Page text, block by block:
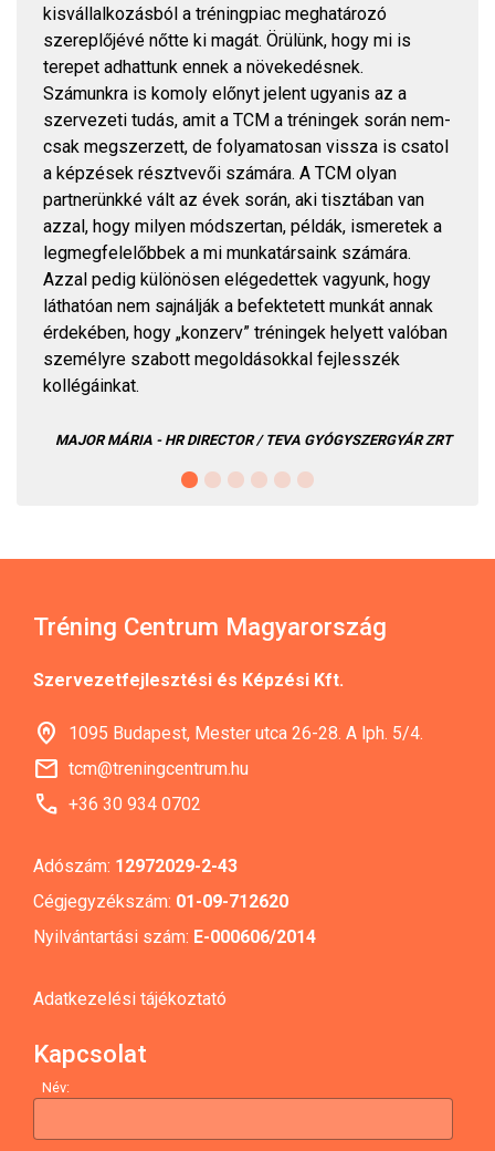
kisvállalkozásból a tréningpiac meghatározó
szereplőjévé nőtte ki magát. Örülünk, hogy mi is
terepet adhattunk ennek a növekedésnek.
Számunkra is komoly előnyt jelent ugyanis az a
szervezeti tudás, amit a TCM a tréningek során nem-
csak megszerzett, de folyamatosan vissza is csatol
a képzések résztvevői számára. A TCM olyan
partnerünkké vált az évek során, aki tisztában van
azzal, hogy milyen módszertan, példák, ismeretek a
legmegfelelőbbek a mi munkatársaink számára.
Azzal pedig különösen elégedettek vagyunk, hogy
láthatóan nem sajnálják a befektetett munkát annak
érdekében, hogy „konzerv” tréningek helyett valóban
személyre szabott megoldásokkal fejlesszék
kollégáinkat.
MAJOR MÁRIA - HR DIRECTOR / TEVA GYÓGYSZERGYÁR ZRT
Tréning Centrum Magyarország
Szervezetfejlesztési és Képzési Kft.
home_pin 1095 Budapest, Mester utca 26-28. A lph. 5/4.
mail tcm@treningcentrum.hu
call +36 30 934 0702
Adószám: 12972029-2-43
Cégjegyzékszám: 01-09-712620
Nyilvántartási szám: E-000606/2014
Adatkezelési tájékoztató
Kapcsolat
Név: